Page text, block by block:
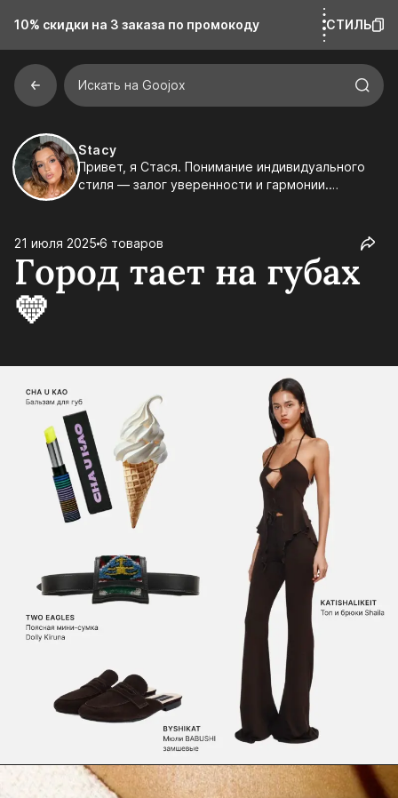
10% скидки на 3 заказа по промокоду СТИЛЬ
Искать на Goojox
Stacy
Привет, я Стася. Понимание индивидуального
стиля — залог уверенности и гармонии.
образ, в котором вы чувствуете себя
комфортно и естественно. Это помогает
выразить свою индивидуальность и выделиться
из толпы.
21 июля 2025 6 товаров
Город тает на губах
💛